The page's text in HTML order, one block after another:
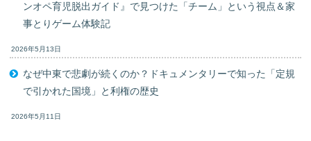
ンオペ育児脱出ガイド』で見つけた「チーム」という視点＆家
事とりゲーム体験記
2026年5月13日
なぜ中東で悲劇が続くのか？ドキュメンタリーで知った「定規
で引かれた国境」と利権の歴史
2026年5月11日